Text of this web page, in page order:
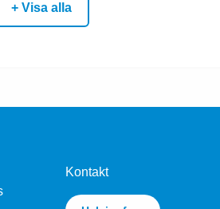
+ Visa alla
Kontakt